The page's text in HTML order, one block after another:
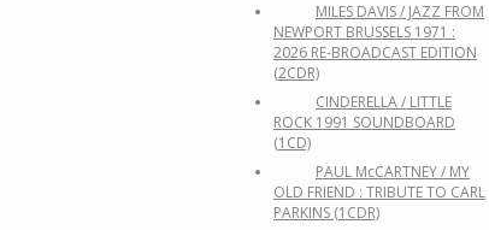
MILES DAVIS / JAZZ FROM
NEWPORT BRUSSELS 1971 :
2026 RE-BROADCAST EDITION
(2CDR)
CINDERELLA / LITTLE
ROCK 1991 SOUNDBOARD
(1CD)
PAUL McCARTNEY / MY
OLD FRIEND : TRIBUTE TO CARL
PARKINS (1CDR)